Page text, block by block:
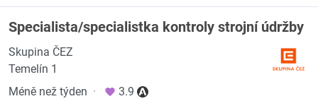
Specialista/specialistka kontroly strojní údržby
Skupina ČEZ
Temelín 1
Méně než týden · 3.9